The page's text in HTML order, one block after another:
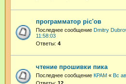
программатор pic'ов
Последнее сообщение Dmitry
11:58:03
Ответы: 4
чтение прошивки пика
Последнее сообщение КРАМ « Вс